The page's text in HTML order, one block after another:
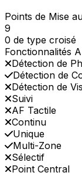
Points de Mise
9
0 de type croisé
Fonctionnalités
Détection de
Détection de
Détection de
Suivi
AF Tactile
Continu
Unique
Multi-Zone
Sélectif
Point Central